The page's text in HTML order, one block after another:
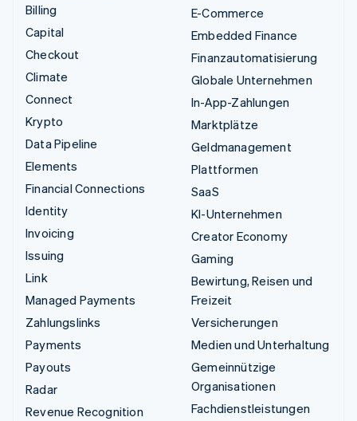
Billing
Capital
Checkout
Climate
Connect
Krypto
Data Pipeline
Elements
Financial Connections
Identity
Invoicing
Issuing
Link
Managed Payments
Zahlungslinks
Payments
Payouts
Radar
Revenue Recognition
E-Commerce
Embedded Finance
Finanzautomatisierung
Globale Unternehmen
In-App-Zahlungen
Marktplätze
Geldmanagement
Plattformen
SaaS
KI-Unternehmen
Creator Economy
Gaming
Bewirtung, Reisen und
Freizeit
Versicherungen
Medien und Unterhaltung
Gemeinnützige
Organisationen
Fachdienstleistungen